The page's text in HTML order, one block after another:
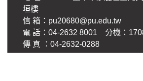
垣樓
信 箱： pu20680@pu.edu.tw
電 話：04-2632 8001 分機：
傳 真 ：04-2632-0288